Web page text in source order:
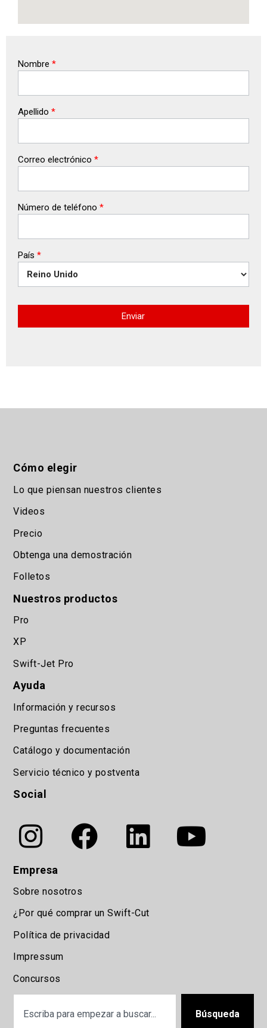
Nombre *
Apellido *
Correo electrónico *
Número de teléfono *
País *
Enviar
Cómo elegir
Lo que piensan nuestros clientes
Videos
Precio
Obtenga una demostración
Folletos
Nuestros productos
Pro
XP
Swift-Jet Pro
Ayuda
Información y recursos
Preguntas frecuentes
Catálogo y documentación
Servicio técnico y postventa
Social
Empresa
Sobre nosotros
¿Por qué comprar un Swift-Cut
Política de privacidad
Impressum
Concursos
Búsqueda